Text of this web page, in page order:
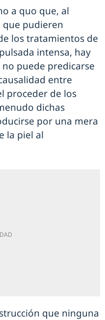
a quo que, al
pudieren
los tratamientos de
intensa, hay
puede predicarse
entre
proceder de los
dichas
por una mera
la piel al
que ninguna